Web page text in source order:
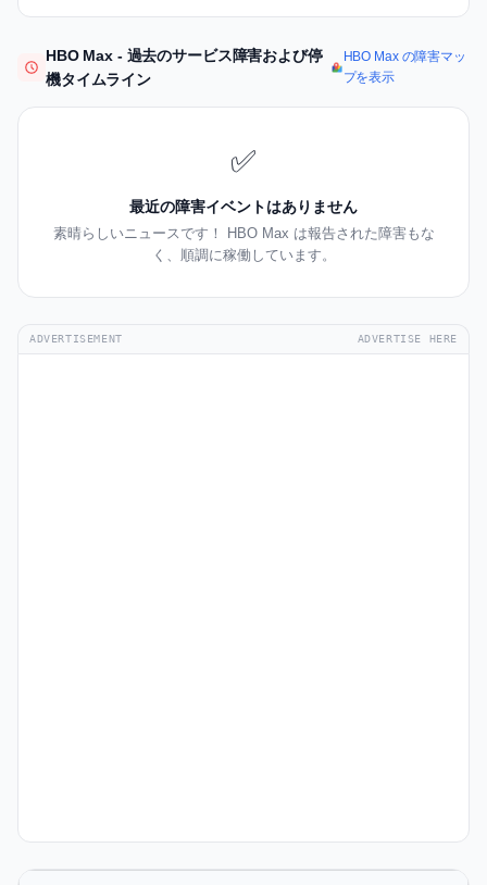
HBO Max - 過去のサービス障害および停
機タイムライン
HBO Max の障害マッ
プを表示
✅
最近の障害イベントはありません
素晴らしいニュースです！ HBO Max は報告された障害もな
く、順調に稼働しています。
ADVERTISEMENT ADVERTISE HERE